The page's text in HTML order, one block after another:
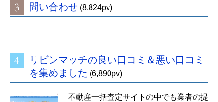
問い合わせ (8,824pv)
リビンマッチの良い口コミ＆悪い口コミ
を集めました (6,890pv)
不動産一括査定サイトの中でも業者の提